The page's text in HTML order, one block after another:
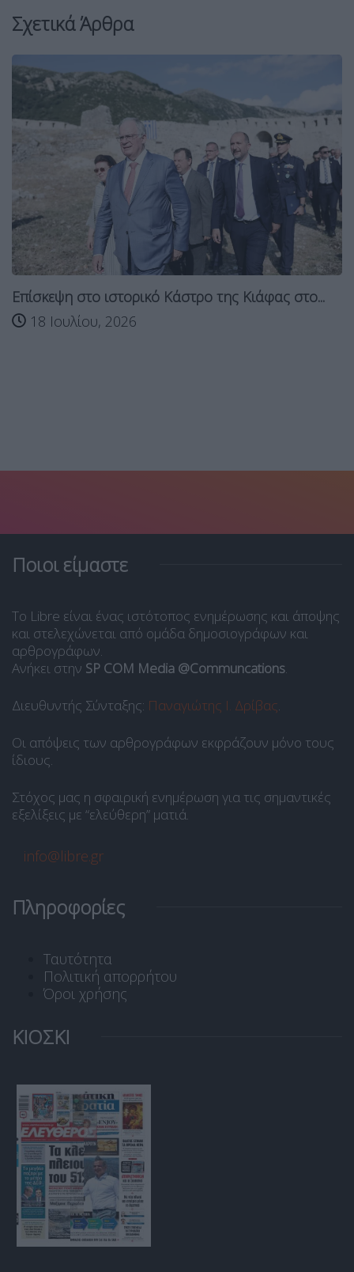
Σχετικά Άρθρα
Επίσκεψη στο ιστορικό Κάστρο της Κιάφας στο...
18 Ιουλίου, 2026
Ποιοι είμαστε
Το Libre είναι ένας ιστότοπος ενημέρωσης και άποψης
και στελεχώνεται από ομάδα δημοσιογράφων και
αρθρογράφων.
Ανήκει στην SP COM Media @Communcations.
Διευθυντής Σύνταξης: Παναγιώτης Ι. Δρίβας.
Οι απόψεις των αρθρογράφων εκφράζουν μόνο τους
ίδιους.
Στόχος μας η σφαιρική ενημέρωση για τις σημαντικές
εξελίξεις με “ελεύθερη” ματιά.
info@libre.gr
Πληροφορίες
Ταυτότητα
Πολιτική απορρήτου
Όροι χρήσης
ΚΙΟΣΚΙ